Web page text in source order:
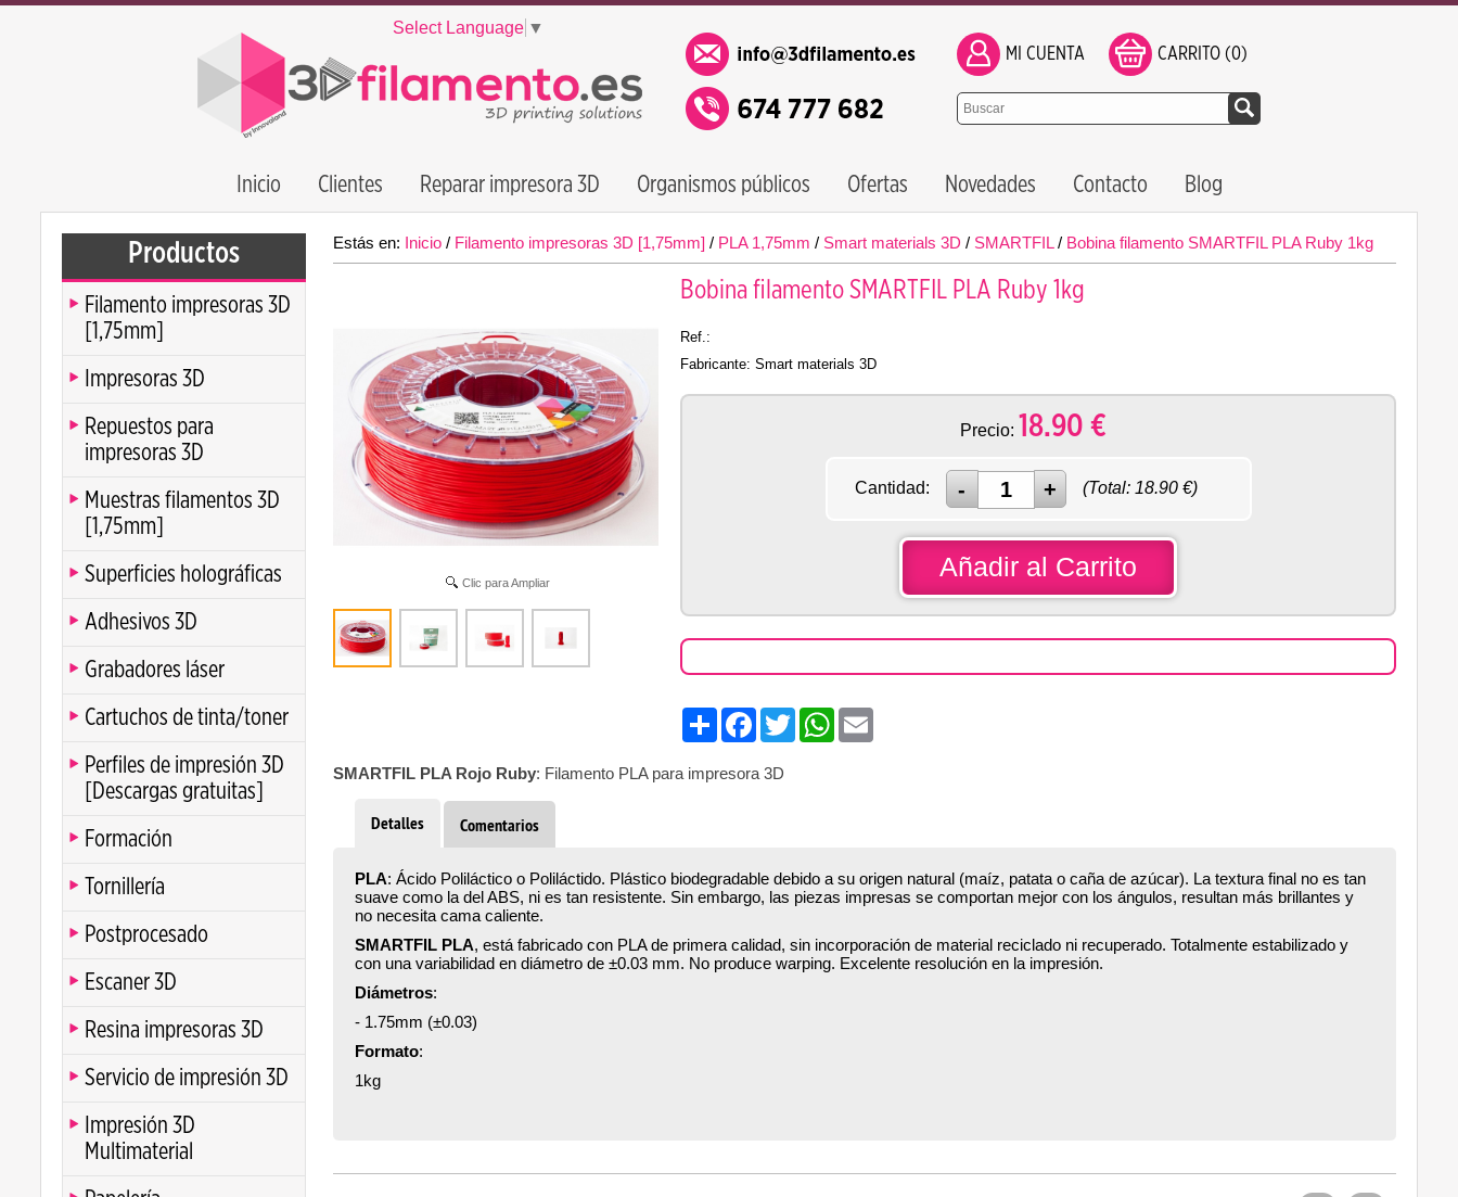
Select Language ▼
MI CUENTA CARRITO (0)
Inicio Clientes Reparar impresora 3D Organismos públicos Ofertas Novedades Contacto Blog
Productos
Filamento impresoras 3D
[1,75mm]
Impresoras 3D
Repuestos para
impresoras 3D
Muestras filamentos 3D
[1,75mm]
Superficies holográficas
Adhesivos 3D
Grabadores láser
Cartuchos de tinta/toner
Perfiles de impresión 3D
[Descargas gratuitas]
Formación
Tornillería
Postprocesado
Escaner 3D
Resina impresoras 3D
Servicio de impresión 3D
Impresión 3D
Multimaterial
Estás en: Inicio / Filamento impresoras 3D [1,75mm] / PLA 1,75mm / Smart materials 3D / SMARTFIL/ Bobina filamento SMARTFIL PLA Ruby 1kg
Clic para Ampliar
Bobina filamento SMARTFIL PLA Ruby 1kg
Ref.:
Fabricante: Smart materials 3D
Precio: 18.90 €
Cantidad: (Total: 18.90€)
Añadir al Carrito
Share Facebook
TwitterWhatsApp
SMARTFIL PLA Rojo Ruby: Filamento PLA para impresora 3D
Detalles Comentarios
PLA: Ácido Poliláctico o Poliláctido. Plástico biodegradable debido a su origen natural (maíz, patata o caña de azúcar). La textura final no es tan
suave como la del ABS, ni es tan resistente. Sin embargo, las piezas impresas se comportan mejor con los ángulos, resultan más brillantes y
no necesita cama caliente.
SMARTFIL PLA, está fabricado con PLA de primera calidad, sin incorporación de material reciclado ni recuperado. Totalmente estabilizado y
con una variabilidad en diámetro de ±0.03 mm. No produce warping. Excelente resolución en la impresión.
Diámetros:
- 1.75mm (±0.03)
Formato:
1kg